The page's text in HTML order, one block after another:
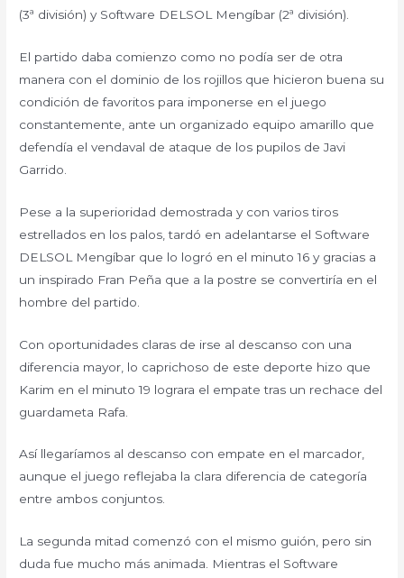
(3ª división) y Software DELSOL Mengíbar (2ª división).
El partido daba comienzo como no podía ser de otra
manera con el dominio de los rojillos que hicieron buena su
condición de favoritos para imponerse en el juego
constantemente, ante un organizado equipo amarillo que
defendía el vendaval de ataque de los pupilos de Javi
Garrido.
Pese a la superioridad demostrada y con varios tiros
estrellados en los palos, tardó en adelantarse el Software
DELSOL Mengíbar que lo logró en el minuto 16 y gracias a
un inspirado Fran Peña que a la postre se convertiría en el
hombre del partido.
Con oportunidades claras de irse al descanso con una
diferencia mayor, lo caprichoso de este deporte hizo que
Karim en el minuto 19 lograra el empate tras un rechace del
guardameta Rafa.
Así llegaríamos al descanso con empate en el marcador,
aunque el juego reflejaba la clara diferencia de categoría
entre ambos conjuntos.
La segunda mitad comenzó con el mismo guión, pero sin
duda fue mucho más animada. Mientras el Software